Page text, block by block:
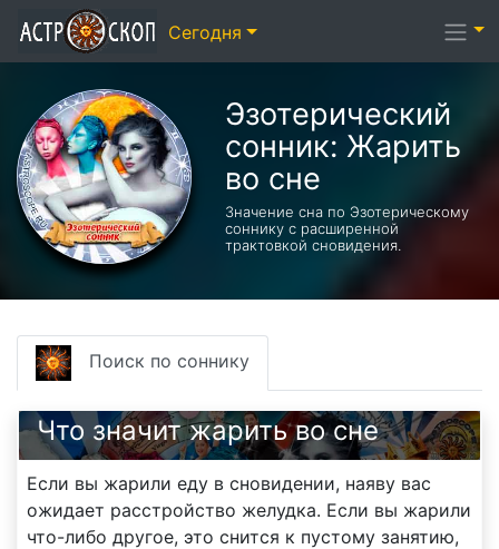
Эзотерический
cонник: Жарить
во сне
Значение сна по Эзотерическому
соннику с расширенной
трактовкой сновидения.
Поиск по соннику
Что значит жарить во сне
Если вы жарили еду в сновидении, наяву вас
ожидает расстройство желудка. Если вы жарили
что-либо другое, это снится к пустому занятию,
Сегодня